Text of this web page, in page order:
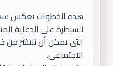
هذه الخطوات تعكس
للسيطرة على الدعاية
التي يمكن أن تنتشر من
الاجتماعي.